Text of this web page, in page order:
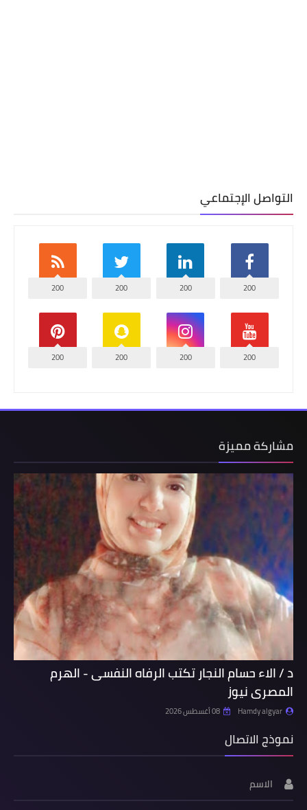
التواصل الإجتماعي
200
200
200
200
200
200
200
200
مشاركة مميزة
د / الاء حسام النجار تكتب الرفاه النفسى - الهرم
المصرى نيوز
Hamdy algyar 08 أغسطس 2026
نموذج الاتصال
الاسم